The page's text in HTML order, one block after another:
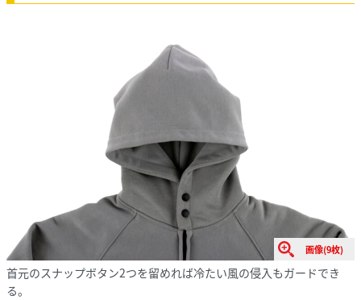
画像(9枚)
首元のスナップボタン2つを留めれば冷たい風の侵入もガードでき
る。